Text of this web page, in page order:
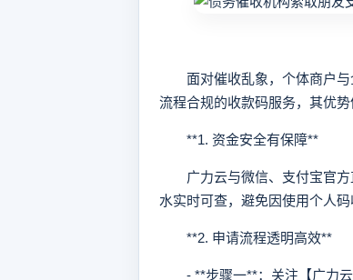
面对催收乱象，个体商户与
流程合规的收款码服务，其优势
**1. 资金安全有保障**
广力云与微信、支付宝官方
水实时可查，避免因使用个人码
**2. 申请流程透明高效**
- **步骤一**：关注【广力云